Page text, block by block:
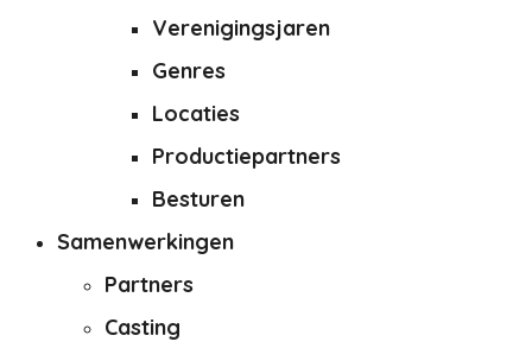
Verenigingsjaren
Genres
Locaties
Productiepartners
Besturen
Samenwerkingen
Partners
Casting